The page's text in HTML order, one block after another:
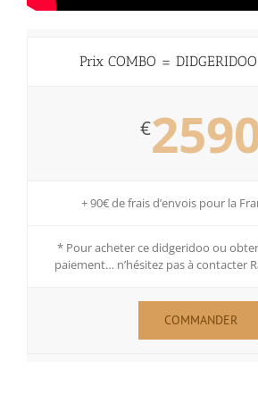
Prix COMBO =
€
+ 90€ de frais d’envois pour la
* Pour acheter ce didgeridoo ou
paiement… n’hésitez pas à contacter
COMMANDER